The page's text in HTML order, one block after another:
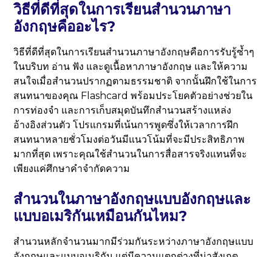
วิธีที่ดีที่สุดในการเรียนสำนวนภาษา
อังกฤษคืออะไร?
วิธีที่ดีที่สุดในการเรียนสำนวนภาษาอังกฤษคือการรับรู้ซ้ำๆ
ในบริบท อ่าน ฟัง และดูเนื้อหาภาษาอังกฤษ และให้ความ
สนใจเมื่อสำนวนปรากฏตามธรรมชาติ จากนั้นฝึกใช้ในการ
สนทนาของคุณ Flashcard พร้อมประโยคตัวอย่างช่วยใน
การท่องจำ และการเก็บสมุดบันทึกสำนวนสร้างแหล่ง
อ้างอิงส่วนตัว โปรแกรมที่เน้นการพูดซึ่งให้เวลาการฝึก
สนทนาหลายชั่วโมงต่อวันมีแนวโน้มที่จะมีประสิทธิภาพ
มากที่สุด เพราะคุณใช้สำนวนในการสื่อสารจริงแทนที่จะ
เพียงแค่ศึกษาคำจำกัดความ
สำนวนในภาษาอังกฤษแบบอังกฤษและ
แบบอเมริกันเหมือนกันไหม?
สำนวนหลักจำนวนมากมีร่วมกันระหว่างภาษาอังกฤษแบบ